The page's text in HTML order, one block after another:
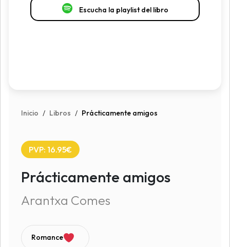
Escucha la playlist del libro
Inicio / Libros / Prácticamente amigos
PVP: 16.95€
Prácticamente amigos
Arantxa Comes
Romance